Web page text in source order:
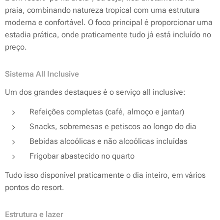
praia, combinando natureza tropical com uma estrutura
moderna e confortável. O foco principal é proporcionar uma
estadia prática, onde praticamente tudo já está incluído no
preço.
Sistema All Inclusive
Um dos grandes destaques é o serviço all inclusive:
Refeições completas (café, almoço e jantar)
Snacks, sobremesas e petiscos ao longo do dia
Bebidas alcoólicas e não alcoólicas incluídas
Frigobar abastecido no quarto
Tudo isso disponível praticamente o dia inteiro, em vários
pontos do resort.
Estrutura e lazer